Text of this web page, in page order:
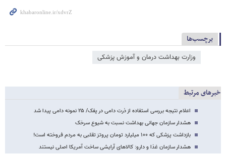
برچسب‌ها
وزارت بهداشت درمان و آموزش پزشکی
خبرهای مرتبط
اعلام نتیجه بررسی استفاده از ذرت دامی در پفک/ ۲۵ نمونه دامی پیدا شد
هشدار سازمان جهانی بهداشت نسبت به شیوع سرخک
بازداشت پزشکی که ۱۰۰ میلیارد تومان پروتز تقلبی به مردم فروخته است!
هشدار سازمان غذا و دارو: کالاهای آرایشی ساخت آمریکا اصلی نیستند